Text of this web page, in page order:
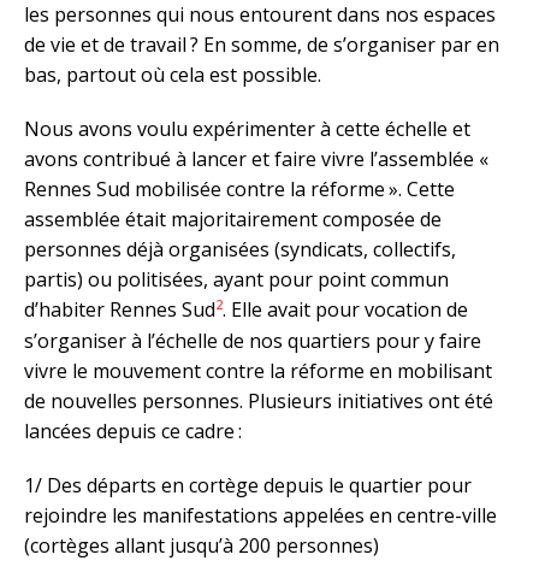
les personnes qui nous entourent dans nos espaces
de vie et de travail ? En somme, de s’organiser par en
bas, partout où cela est possible.
Nous avons voulu expérimenter à cette échelle et
avons contribué à lancer et faire vivre l’assemblée «
Rennes Sud mobilisée contre la réforme ». Cette
assemblée était majoritairement composée de
personnes déjà organisées (syndicats, collectifs,
partis) ou politisées, ayant pour point commun
d’habiter Rennes Sud2. Elle avait pour vocation de
s’organiser à l’échelle de nos quartiers pour y faire
vivre le mouvement contre la réforme en mobilisant
de nouvelles personnes. Plusieurs initiatives ont été
lancées depuis ce cadre :
1/ Des départs en cortège depuis le quartier pour
rejoindre les manifestations appelées en centre-ville
(cortèges allant jusqu’à 200 personnes)